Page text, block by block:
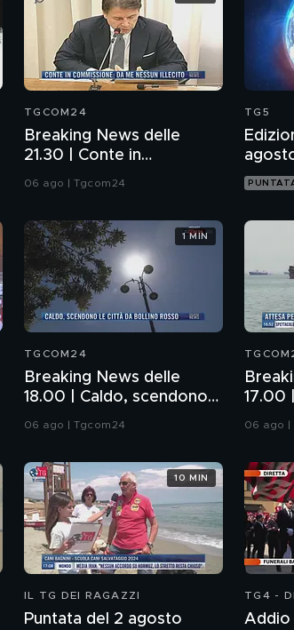
TGCOM24
Breaking News delle
21.30 | Conte in
Commissione: da me
06 ago | Tgcom24
TG5
TGCOM24
Breaking News delle
18.00 | Caldo, scendono
le città da bollino rosso
06 ago | Tgcom24
1 MIN
17.00
06 ago |
IL TG DEI RAGAZZI
Puntata del 2 agosto
10 MIN
TG4 -
Addio